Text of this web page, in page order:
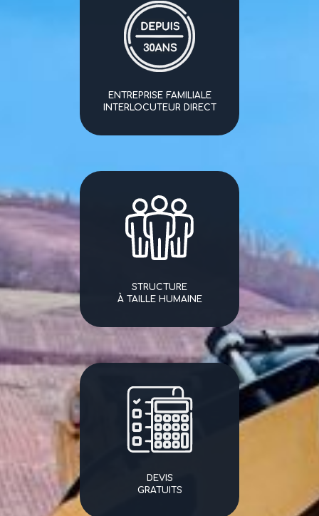
ENTREPRISE FAMILIALE
INTERLOCUTEUR DIRECT
STRUCTURE
À TAILLE HUMAINE
DEVIS
GRATUITS